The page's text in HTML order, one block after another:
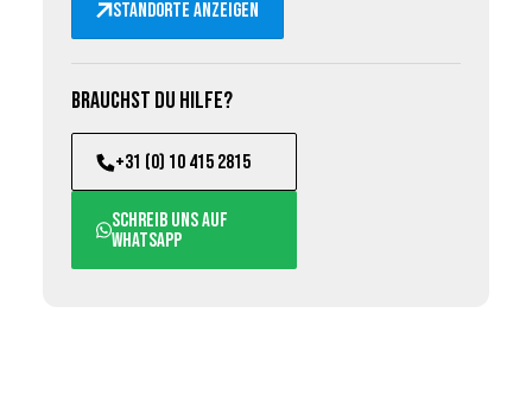
Standorte anzeigen
Brauchst du Hilfe?
+31 (0) 10 415 2815
Schreib uns auf
WhatsApp